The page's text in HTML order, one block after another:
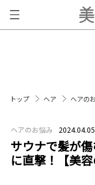
トップ ヘア ヘアの
ヘアのお悩み 2024.04.05
サウナで髪が
に直撃！【美